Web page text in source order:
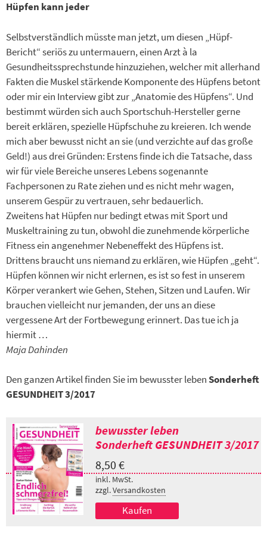
Hüpfen kann jeder
Selbstverständlich müsste man jetzt, um diesen „Hüpf-
Bericht“ seriös zu untermauern, einen Arzt à la
Gesundheitssprechstunde hinzuziehen, welcher mit allerhand
Fakten die Muskel stärkende Komponente des Hüpfens betont
oder mir ein Interview gibt zur „Anatomie des Hüpfens“. Und
bestimmt würden sich auch Sportschuh-Hersteller gerne
bereit erklären, spezielle Hüpfschuhe zu kreieren. Ich wende
mich aber bewusst nicht an sie (und verzichte auf das große
Geld!) aus drei Gründen: Erstens finde ich die Tatsache, dass
wir für viele Bereiche unseres Lebens sogenannte
Fachpersonen zu Rate ziehen und es nicht mehr wagen,
unserem Gespür zu vertrauen, sehr bedauerlich.
Zweitens hat Hüpfen nur bedingt etwas mit Sport und
Muskeltraining zu tun, obwohl die zunehmende körperliche
Fitness ein angenehmer Nebeneffekt des Hüpfens ist.
Drittens braucht uns niemand zu erklären, wie Hüpfen „geht“.
Hüpfen können wir nicht erlernen, es ist so fest in unserem
Körper verankert wie Gehen, Stehen, Sitzen und Laufen. Wir
brauchen vielleicht nur jemanden, der uns an diese
vergessene Art der Fortbewegung erinnert. Das tue ich ja
hiermit …
Maja Dahinden
Den ganzen Artikel finden Sie im bewusster lebenSonderheft
GESUNDHEIT 3/2017
bewusster leben
Sonderheft GESUNDHEIT 3/2017
8,50 €
inkl. MwSt.
zzgl.Versandkosten
Kaufen